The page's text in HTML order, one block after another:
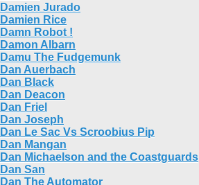
Damien Jurado
Damien Rice
Damn Robot !
Damon Albarn
Damu The Fudgemunk
Dan Auerbach
Dan Black
Dan Deacon
Dan Friel
Dan Joseph
Dan Le Sac Vs Scroobius Pip
Dan Mangan
Dan Michaelson and the Coastguards
Dan San
Dan The Automator